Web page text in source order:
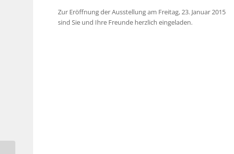
Zur Eröffnung der Ausstellung am Freitag, 23. Januar 2015
sind Sie und Ihre Freunde herzlich eingeladen.